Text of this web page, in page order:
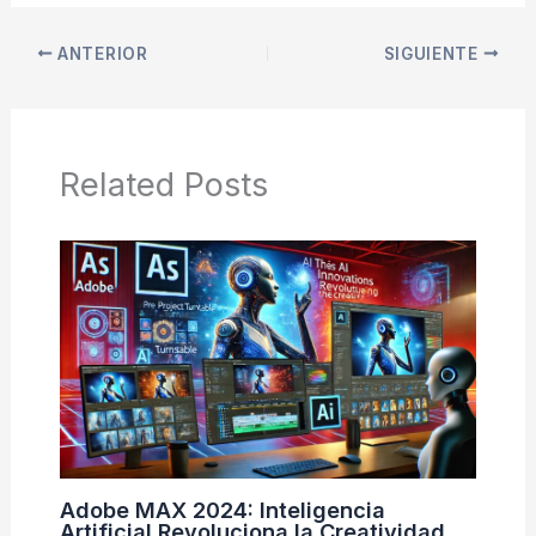
ANTERIOR SIGUIENTE
Related Posts
Adobe MAX 2024: Inteligencia